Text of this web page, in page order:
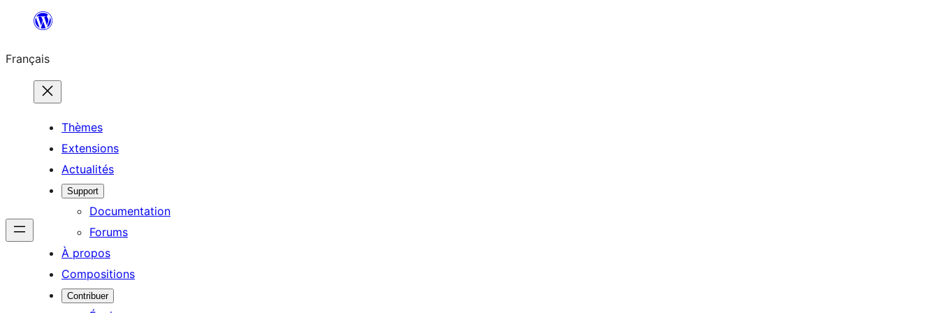
contenu
Français
Thèmes
Extensions
Actualités
Support
Documentation
Forums
À propos
Compositions
Contribuer